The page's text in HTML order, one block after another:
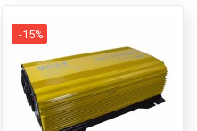
-15%